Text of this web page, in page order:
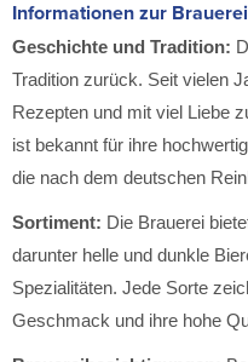
Informationen zur
Geschichte und Tradition:
Tradition zurück. Seit vielen
Rezepten und mit viel Liebe
ist bekannt für ihre
die nach dem deutschen
Sortiment: Die Brauerei
darunter helle und dunkle
Spezialitäten. Jede Sorte
Geschmack und ihre hohe